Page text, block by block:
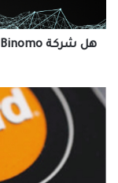
Binomo
حلال
أعلنت
‎Bitoasis
‎Mastercard